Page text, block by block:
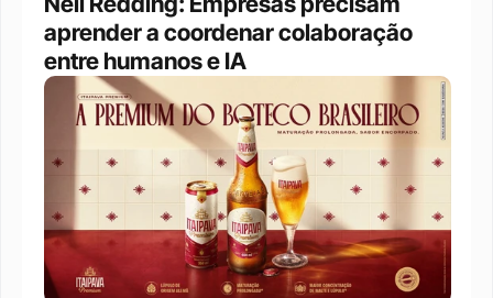
aprender a coordenar colaboração
entre humanos e IA